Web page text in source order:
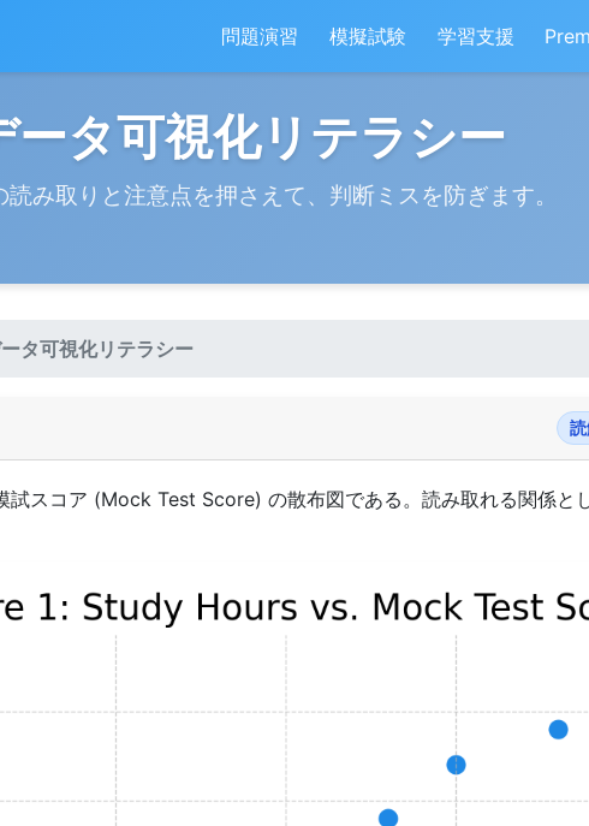
問題演習 模擬試験 学習支援
ータ可視化リテラシー
読み取りと注意点を押さえて、判断ミスを防ぎます。
タ可視化リテラシー
スコア (Mock Test Score) の散布図である。読み取れる関係と